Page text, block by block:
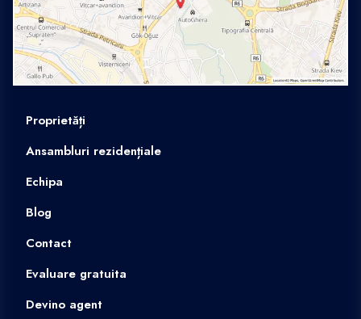
Proprietăți
Ansambluri rezidențiale
Echipa
Blog
Contact
Evaluare gratuita
Devino agent